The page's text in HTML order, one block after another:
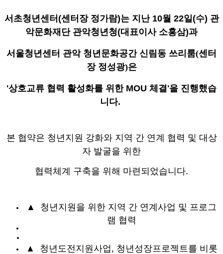
서초청년센터(센터장 정가람)는 지난 10월 22일(수) 관
악문화재단 관악청년청(대표이사 소홍삼)과
서울청년센터 관악 청년문화공간 신림동 쓰리룸(센터
장 정성광)은
'상호교류 협력 활성화를 위한MOU 체결'을 진행했습
니다.
본 협약은 청년지원 강화와 지역 간 연계 협력 및 대상
자 발굴을 위한
협력체계 구축을 위해 마련되었습니다.
▲ 청년지원을 위한 지역 간 연계사업 및 프로그
램 협력
▲ 청년도전지원사업, 청년성장프로젝트를 비롯